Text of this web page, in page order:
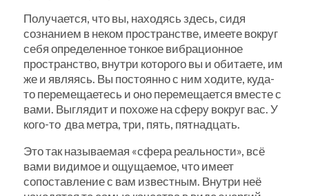
Получается, что вы, находясь здесь, сидя
сознанием в неком пространстве, имеете вокруг
себя определенное тонкое вибрационное
пространство, внутри которого вы и обитаете, им
же и являясь. Вы постоянно с ним ходите, куда-
то перемещаетесь и оно перемещается вместе с
вами. Выглядит и похоже на сферу вокруг вас. У
кого-то два метра, три, пять, пятнадцать.
Это так называемая «сфера реальности», всё
вами видимое и ощущаемое, что имеет
сопоставление с вам известным. Внутри неё